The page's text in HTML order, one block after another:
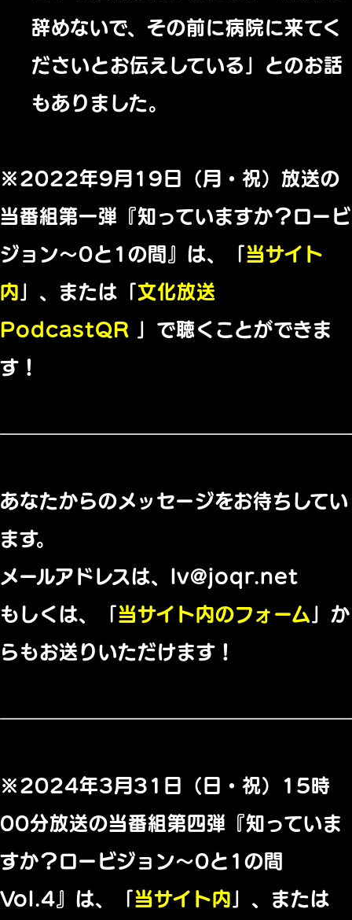
辞めないで、その前に病院に来てく
ださいとお伝えしている」とのお話
もありました。
※2022年9月19日（月・祝）放送の
当番組第一弾『知っていますか？ロービ
ジョン～0と1の間』は、「 当サイト
内 」、または「文化放送
PodcastQR
」で聴くことができま
す！
あなたからのメッセージをお待ちしてい
ます。
メールアドレスは、lv@joqr.net
もしくは、「 当サイト内のフォーム
」か
らもお送りいただけます！
※2024年3月31日（日・祝）15時
00分放送の当番組第四弾『知っていま
すか？ロービジョン～0と1の間
Vol.4』は、「 当サイト内 」、または